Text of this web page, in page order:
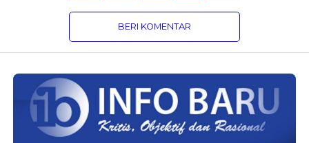
BERI KOMENTAR